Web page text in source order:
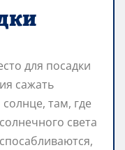
для посадки
сажать
там, где
света